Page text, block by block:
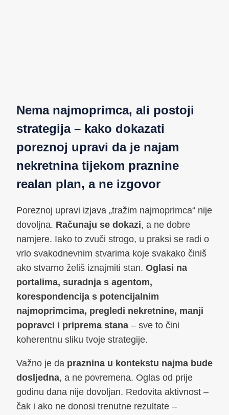
Nema najmoprimca, ali postoji
strategija – kako dokazati
poreznoj upravi da je najam
nekretnina tijekom praznine
realan plan, a ne izgovor
Poreznoj upravi izjava „tražim najmoprimca“ nije
dovoljna. Računaju se dokazi, a ne dobre
namjere. Iako to zvuči strogo, u praksi se radi o
vrlo svakodnevnim stvarima koje svakako činiš
ako stvarno želiš iznajmiti stan. Oglasi na
portalima, suradnja s agentom,
korespondencija s potencijalnim
najmoprimcima, pregledi nekretnine, manji
popravci i priprema stana – sve to čini
koherentnu sliku tvoje strategije.
Važno je da praznina u kontekstu najma bude
dosljedna, a ne povremena. Oglas od prije
godinu dana nije dovoljan. Redovita aktivnost –
čak i ako ne donosi trenutne rezultate –